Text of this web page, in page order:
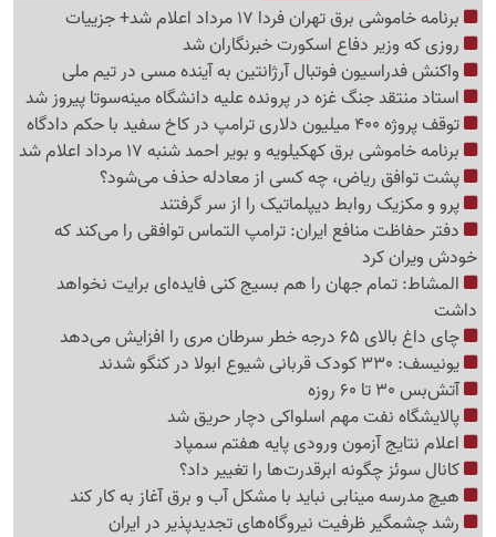
برنامه خاموشی برق تهران فردا 17 مرداد اعلام شد+ جزییات
روزی که وزیر دفاع اسکورت خبرنگاران شد
واکنش فدراسیون فوتبال آرژانتین به آینده مسی در تیم ملی
استاد منتقد جنگ غزه در پرونده علیه دانشگاه مینه‌سوتا پیروز شد
توقف پروژه 400 میلیون دلاری ترامپ در کاخ سفید با حکم دادگاه
برنامه خاموشی برق کهکیلویه و بویر احمد شنبه 17 مرداد اعلام شد
پشت توافق ریاض، چه کسی از معادله حذف می‌شود؟
پرو و مکزیک روابط دیپلماتیک را از سر گرفتند
دفتر حفاظت منافع ایران: ترامپ التماس توافقی را می‌کند که
خودش ویران کرد
المشاط: تمام جهان را هم بسیج کنی فایده‌ای برایت نخواهد
داشت
چای داغ بالای 65 درجه خطر سرطان مری را افزایش می‌دهد
یونیسف: 330 کودک قربانی شیوع ابولا در کنگو شدند
آتش‌بس 30 تا 60 روزه
پالایشگاه نفت مهم اسلواکی دچار حریق شد
اعلام نتایج آزمون ورودی پایه هفتم سمپاد
کانال سوئز چگونه ابرقدرت‌ها را تغییر داد؟
هیچ مدرسه مینابی نباید با مشکل آب و برق آغاز به کار کند
رشد چشمگیر ظرفیت نیروگاه‌های تجدیدپذیر در ایران